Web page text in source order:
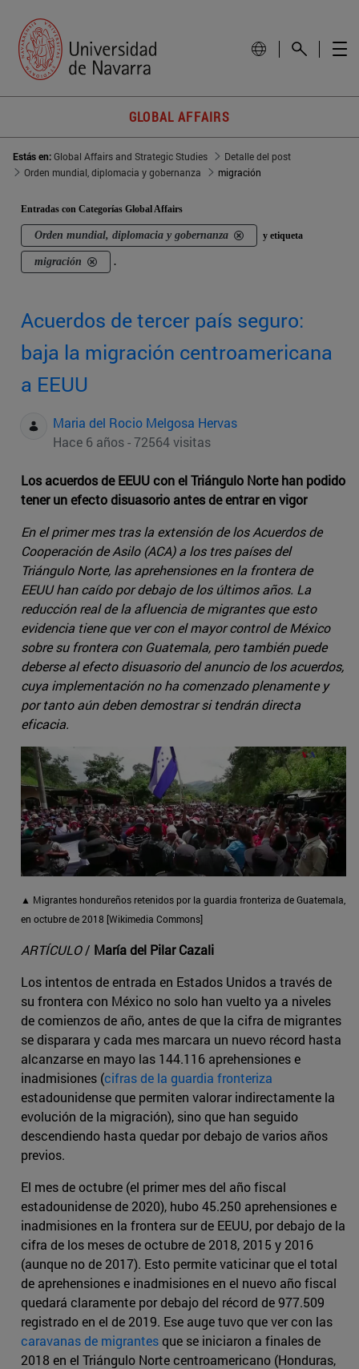
GLOBAL AFFAIRS
Estás en:Global Affairs and Strategic Studies
Detalle del post
Orden mundial, diplomacia y gobernanza
migración
Entradas con Categorías Global Affairs
Orden mundial, diplomacia y gobernanza y etiqueta
migración .
Acuerdos de tercer país seguro:
baja la migración centroamericana
a EEUU
Maria del Rocio Melgosa Hervas
Hace 6 años - 72564 visitas
Los acuerdos de EEUU con el Triángulo Norte han podido
tener un efecto disuasorio antes de entrar en vigor
En el primer mes tras la extensión de los Acuerdos de
Cooperación de Asilo (ACA) a los tres países del
Triángulo Norte, las aprehensiones en la frontera de
EEUU han caído por debajo de los últimos años. La
reducción real de la afluencia de migrantes que esto
evidencia tiene que ver con el mayor control de México
sobre su frontera con Guatemala, pero también puede
deberse al efecto disuasorio del anuncio de los acuerdos,
cuya implementación no ha comenzado plenamente y
por tanto aún deben demostrar si tendrán directa
eficacia.
▲ Migrantes hondureños retenidos por la guardia fronteriza de Guatemala,
en octubre de 2018 [Wikimedia Commons]
ARTÍCULO/ María del Pilar Cazali
Los intentos de entrada en Estados Unidos a través de
su frontera con México no solo han vuelto ya a niveles
de comienzos de año, antes de que la cifra de migrantes
se disparara y cada mes marcara un nuevo récord hasta
alcanzarse en mayo las 144.116 aprehensiones e
inadmisiones (cifras de la guardia fronteriza
estadounidense que permiten valorar indirectamente la
evolución de la migración), sino que han seguido
descendiendo hasta quedar por debajo de varios años
previos.
El mes de octubre (el primer mes del año fiscal
estadounidense de 2020), hubo 45.250 aprehensiones e
inadmisiones en la frontera sur de EEUU, por debajo de la
cifra de los meses de octubre de 2018, 2015 y 2016
(aunque no de 2017). Esto permite vaticinar que el total
de aprehensiones e inadmisiones en el nuevo año fiscal
quedará claramente por debajo del récord de 977.509
registrado en el de 2019. Ese auge tuvo que ver con las
caravanas de migrantesque se iniciaron a finales de
2018 en el Triángulo Norte centroamericano (Honduras,